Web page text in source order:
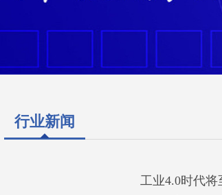
行业新闻
工业4.0时代